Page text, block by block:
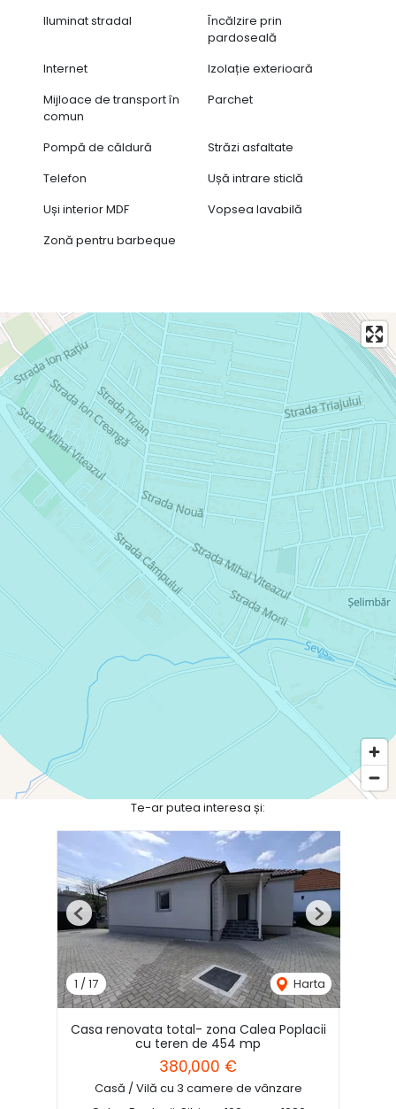
Iluminat stradal
Încălzire prin
pardoseală
Internet
Izolație exterioară
Mijloace de transport în
comun
Parchet
Pompă de căldură
Străzi asfaltate
Telefon
Ușă intrare sticlă
Uși interior MDF
Vopsea lavabilă
Zonă pentru barbeque
Te-ar putea interesa și:
1 /17 Harta
Previous Next
Casa renovata total- zona Calea Poplacii
cu teren de 454 mp
380,000 €
Casă / Vilă cu 3 camere de vânzare